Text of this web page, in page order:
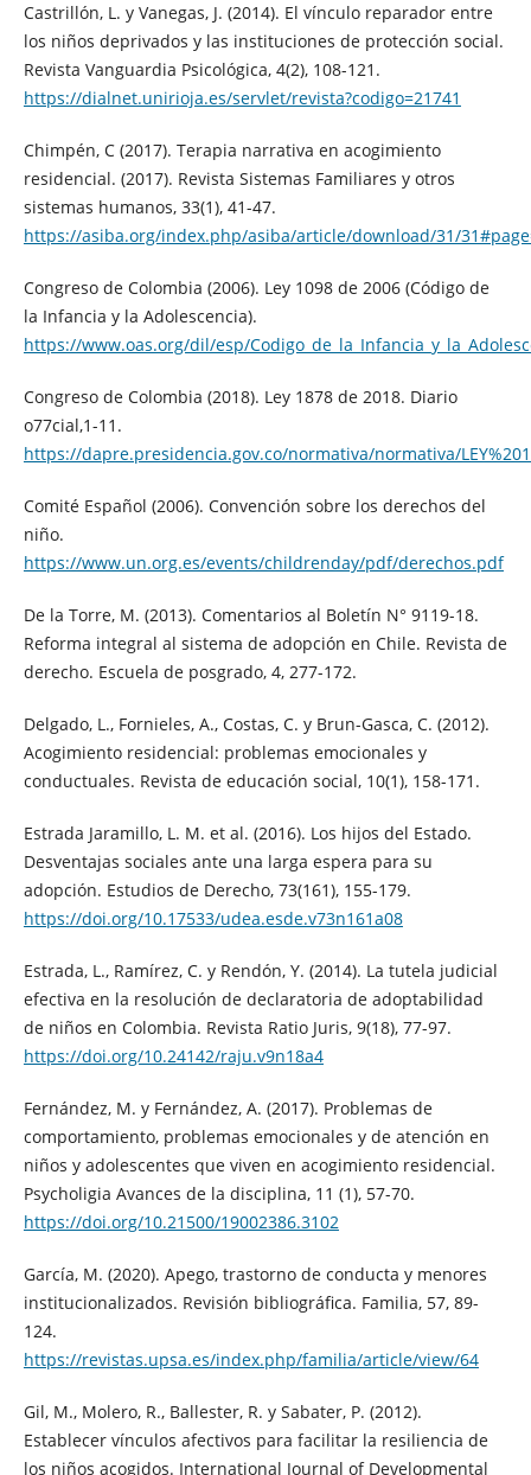
Castrillón, L. y Vanegas, J. (2014). El vínculo reparador entre
los niños deprivados y las instituciones de protección social.
Revista Vanguardia Psicológica, 4(2), 108-121.
https://dialnet.unirioja.es/servlet/revista?codigo=21741
Chimpén, C (2017). Terapia narrativa en acogimiento
residencial. (2017). Revista Sistemas Familiares y otros
sistemas humanos, 33(1), 41-47.
https://asiba.org/index.php/asiba/article/download/31/
Congreso de Colombia (2006). Ley 1098 de 2006 (Código de
la Infancia y la Adolescencia).
https://www.oas.org/dil/esp/
Congreso de Colombia (2018). Ley 1878 de 2018. Diario
o77cial,1-11.
https://dapre.presidencia.gov.co/normativa/normativa/
Comité Español (2006). Convención sobre los derechos del
niño.
https://www.un.org.es/events/childrenday/pdf/derechos.pdf
De la Torre, M. (2013). Comentarios al Boletín N° 9119-18.
Reforma integral al sistema de adopción en Chile. Revista de
derecho. Escuela de posgrado, 4, 277-172.
Delgado, L., Fornieles, A., Costas, C. y Brun-Gasca, C. (2012).
Acogimiento residencial: problemas emocionales y
conductuales. Revista de educación social, 10(1), 158-171.
Estrada Jaramillo, L. M. et al. (2016). Los hijos del Estado.
Desventajas sociales ante una larga espera para su
adopción. Estudios de Derecho, 73(161), 155-179.
https://doi.org/10.17533/udea.esde.v73n161a08
Estrada, L., Ramírez, C. y Rendón, Y. (2014). La tutela judicial
efectiva en la resolución de declaratoria de adoptabilidad
de niños en Colombia. Revista Ratio Juris, 9(18), 77-97.
https://doi.org/10.24142/raju.v9n18a4
Fernández, M. y Fernández, A. (2017). Problemas de
comportamiento, problemas emocionales y de atención en
niños y adolescentes que viven en acogimiento residencial.
Psycholigia Avances de la disciplina, 11 (1), 57-70.
https://doi.org/10.21500/19002386.3102
García, M. (2020). Apego, trastorno de conducta y menores
institucionalizados. Revisión bibliográfica. Familia, 57, 89-
124.
https://revistas.upsa.es/index.php/familia/article/view/64
Gil, M., Molero, R., Ballester, R. y Sabater, P. (2012).
Establecer vínculos afectivos para facilitar la resiliencia de
los niños acogidos. International Journal of Developmental